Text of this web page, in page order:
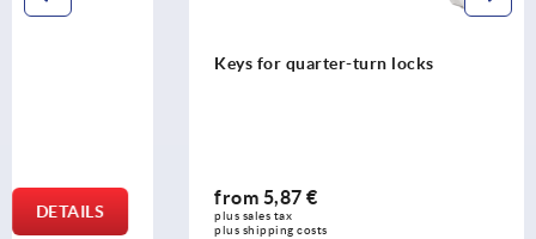
Keys for quarter-turn locks
5,87 €
plus sales tax
plus shipping costs